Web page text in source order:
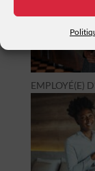
EMPLOYÉ(E)